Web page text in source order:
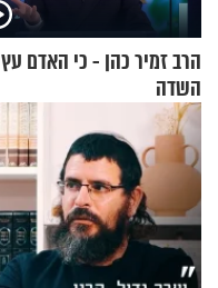
הרב זמיר כהן - כי האדם עץ
השדה